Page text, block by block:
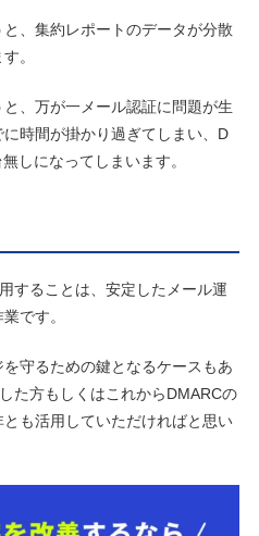
、集約レポートのデータが分散
。
、万が一メール認証に問題が生
時間が掛かり過ぎてしまい、D
しになってしまいます。
することは、安定したメール運
です。
守るための鍵となるケースもあ
た方もしくはこれからDMARCの
も活用していただければと思い